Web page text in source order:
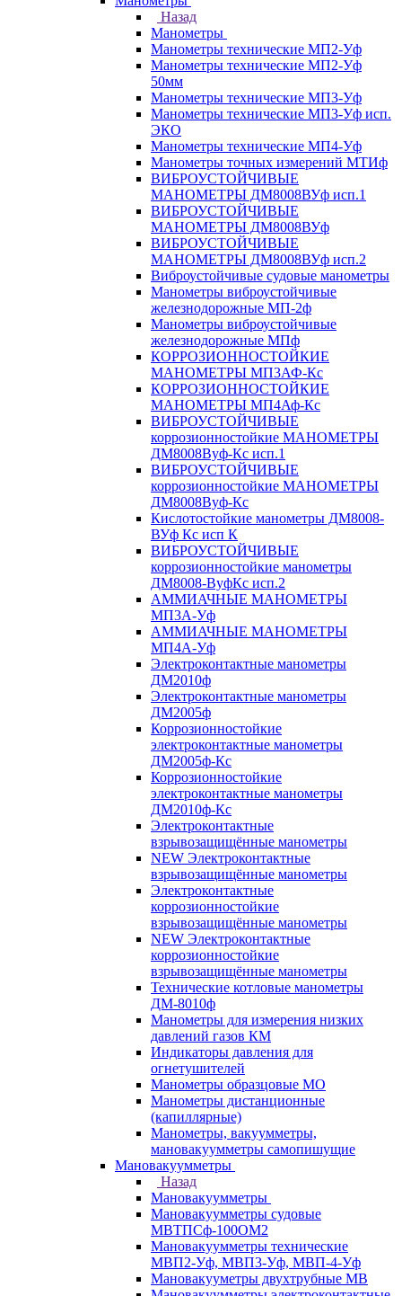
Назад
Манометры
Манометры технические МП2-Уф
Манометры технические МП2-Уф
50мм
Манометры технические МП3-Уф
Манометры технические МП3-Уф исп.
ЭКО
Манометры технические МП4-Уф
Манометры точных измерений МТИф
ВИБРОУСТОЙЧИВЫЕ
МАНОМЕТРЫ ДМ8008ВУф исп.1
ВИБРОУСТОЙЧИВЫЕ
МАНОМЕТРЫ ДМ8008ВУф
ВИБРОУСТОЙЧИВЫЕ
МАНОМЕТРЫ ДМ8008ВУф исп.2
Виброустойчивые судовые манометры
Манометры виброустойчивые
железнодорожные МП-2ф
Манометры виброустойчивые
железнодорожные МПф
КОРРОЗИОННОСТОЙКИЕ
МАНОМЕТРЫ МП3АФ-Кс
КОРРОЗИОННОСТОЙКИЕ
МАНОМЕТРЫ МП4Аф-Кс
ВИБРОУСТОЙЧИВЫЕ
коррозионностойкие МАНОМЕТРЫ
ДМ8008Вуф-Кс исп.1
ВИБРОУСТОЙЧИВЫЕ
коррозионностойкие МАНОМЕТРЫ
ДМ8008Вуф-Кс
Кислотостойкие манометры ДМ8008-
ВУф Кс исп К
ВИБРОУСТОЙЧИВЫЕ
коррозионностойкие манометры
ДМ8008-ВуфКс исп.2
АММИАЧНЫЕ МАНОМЕТРЫ
МП3А-Уф
АММИАЧНЫЕ МАНОМЕТРЫ
МП4А-Уф
Электроконтактные манометры
ДМ2010ф
Электроконтактные манометры
ДМ2005ф
Коррозионностойкие
электроконтактные манометры
ДМ2005ф-Кс
Коррозионностойкие
электроконтактные манометры
ДМ2010ф-Кс
Электроконтактные
взрывозащищённые манометры
NEW Электроконтактные
взрывозащищённые манометры
Электроконтактные
коррозионностойкие
взрывозащищённые манометры
NEW Электроконтактные
коррозионностойкие
взрывозащищённые манометры
Технические котловые манометры
ДМ-8010ф
Манометры для измерения низких
давлений газов КМ
Индикаторы давления для
огнетушителей
Манометры образцовые МО
Манометры дистанционные
(капиллярные)
Манометры, вакуумметры,
мановакуумметры самопишущие
Мановакуумметры
Назад
Мановакуумметры
Мановакуумметры судовые
МВТПСф-100ОМ2
Мановакуумметры технические
МВП2-Уф, МВП3-Уф, МВП-4-Уф
Мановакууметры двухтрубные МВ